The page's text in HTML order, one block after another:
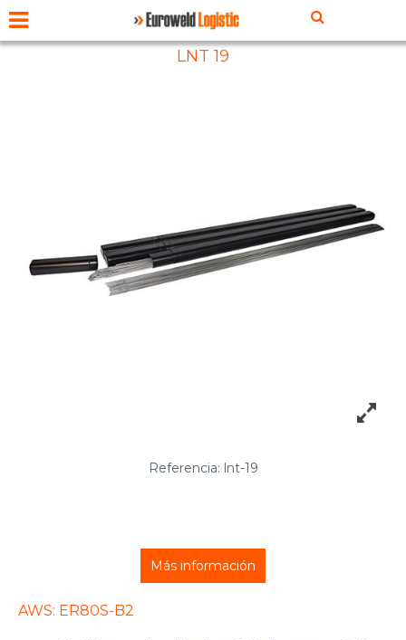
LNT 19
Referencia: lnt-19
AWS: ER80S-B2
Más información